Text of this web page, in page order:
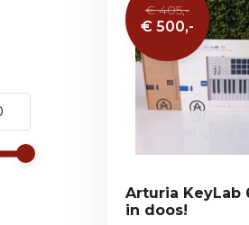
€ 405,-
€ 500,-
Arturia KeyLab
in doos!